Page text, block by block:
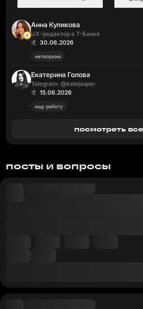
Анна Куликова
UX-редактор в Т-Банке
🤙 30.06.2026
нетворкаю
Екатерина Голова
Telegram: @katejasper
🤙 15.06.2026
ищу работу
посмотреть все
посты и вопросы